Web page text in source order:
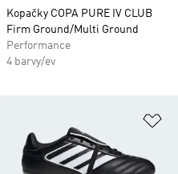
Kopačky COPA PURE IV CLUB
Firm Ground/Multi Ground
Performance
4 barvy/ev